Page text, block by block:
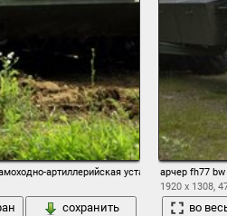
победы красная площадь 9 мая россия парад
артиллерийская установка сау
сохранить
арчер fh77
1920 x 1308,
во